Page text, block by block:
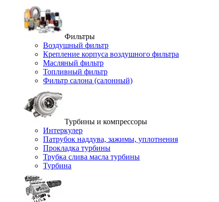
Фильтры
Воздушный фильтр
Крепление корпуса воздушного фильтра
Масляный фильтр
Топливный фильтр
Фильтр салона (салонный)
Турбины и компрессоры
Интеркулер
Патрубок наддува, зажимы, уплотнения
Прокладка турбины
Трубка слива масла турбины
Турбина